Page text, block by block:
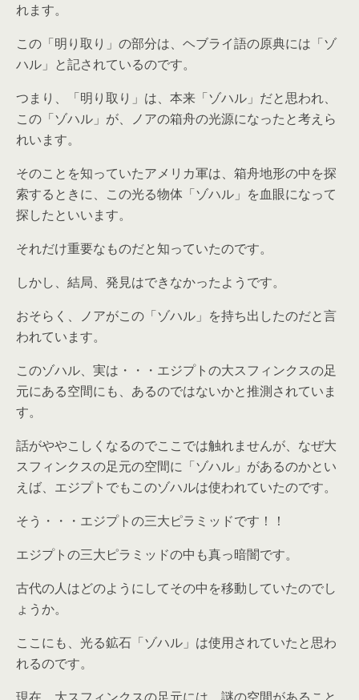
れます。
この「明り取り」の部分は、ヘブライ語の原典には「ゾ
ハル」と記されているのです。
つまり、「明り取り」は、本来「ゾハル」だと思われ、
この「ゾハル」が、ノアの箱舟の光源になったと考えら
れいます。
そのことを知っていたアメリカ軍は、箱舟地形の中を探
索するときに、この光る物体「ゾハル」を血眼になって
探したといいます。
それだけ重要なものだと知っていたのです。
しかし、結局、発見はできなかったようです。
おそらく、ノアがこの「ゾハル」を持ち出したのだと言
われています。
このゾハル、実は・・・エジプトの大スフィンクスの足
元にある空間にも、あるのではないかと推測されていま
す。
話がややこしくなるのでここでは触れませんが、なぜ大
スフィンクスの足元の空間に「ゾハル」があるのかとい
えば、エジプトでもこのゾハルは使われていたのです。
そう・・・エジプトの三大ピラミッドです！！
エジプトの三大ピラミッドの中も真っ暗闇です。
古代の人はどのようにしてその中を移動していたのでし
ょうか。
ここにも、光る鉱石「ゾハル」は使用されていたと思わ
れるのです。